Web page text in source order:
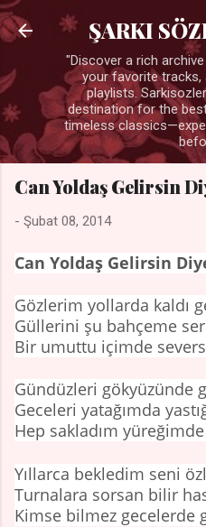
Ana
ŞARKI
"Discover a rich
your favorite tracks,
playlists.
destination for the
timeless
Can Yoldaş Gelirsin
- Şubat 08, 2014
Can Yoldaş Gelirsin
Gözlerim yollarda kaldı
Güllerini şu bahçeme
Bir umuttu içimde
Gündüzleri gökyüzünde
Geceleri yatağımda
Hep sakladım yüreğimde
Yıllarca bekledim seni
Turnalara sorsan bilir
Kimse bilmez gecelerde